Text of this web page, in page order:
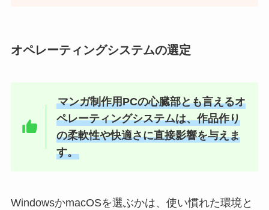
オペレーティングシステムの選定
マンガ制作用PCの心臓部とも言えるオ
ペレーティングシステムは、作品作り
の柔軟性や快適さに直接影響を与えま
す。
WindowsかmacOSを選ぶかは、使い慣れた環境と